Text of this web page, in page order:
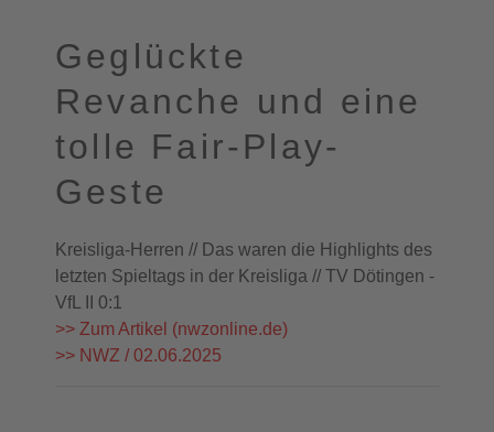
Geglückte
Revanche und eine
tolle Fair-Play-
Geste
Kreisliga-Herren // Das waren die Highlights des
letzten Spieltags in der Kreisliga // TV Dötingen -
VfL II 0:1
>> Zum Artikel (nwzonline.de)
>> NWZ / 02.06.2025